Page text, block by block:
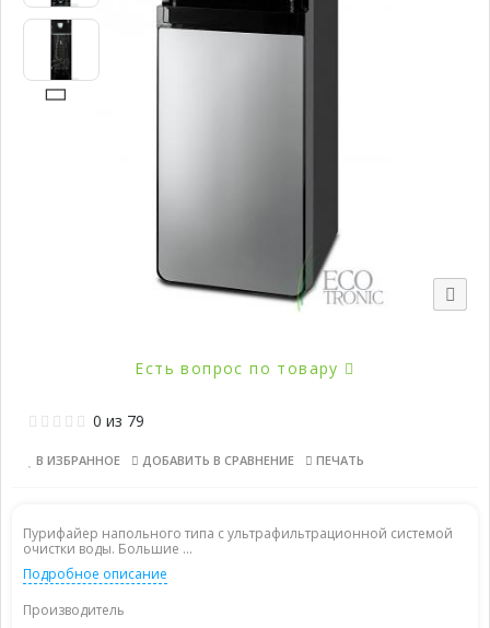
Популярно
Есть вопрос по товару
0 из 79
В ИЗБРАННОЕ ДОБАВИТЬ В СРАВНЕНИЕ ПЕЧАТЬ
Пурифайер напольного типа с ультрафильтрационной системой
очистки воды. Большие ...
Подробное описание
Производитель